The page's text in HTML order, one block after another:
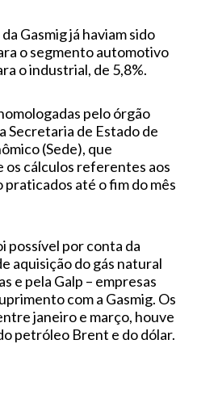
Gasmig já haviam sido
o segmento automotivo
o industrial, de 5,8%.
pelo órgão
Secretaria de Estado de
(Sede), que
os cálculos referentes aos
até o fim do mês
possível por conta da
aquisição do gás natural
e pela Galp – empresas
com a Gasmig. Os
janeiro e março, houve
petróleo Brent e do dólar.